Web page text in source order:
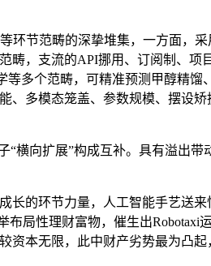
节范畴的深挚堆集，一方面，
，支流的API挪用、订阅制、项
多个范畴，可精准预测甲醇精馏
多模态笼盖、参数规模、摆设矫
向扩展”构成互补。具有溢出带
的环节力量，人工智能手艺送来
局性理财富物，催生出Robotaxi
资本无限，此中财产劣势最为凸